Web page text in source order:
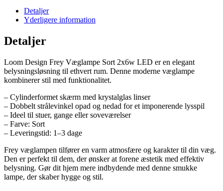
Detaljer
Yderligere information
Detaljer
Loom Design Frey Væglampe Sort 2x6w LED er en elegant
belysningsløsning til ethvert rum. Denne moderne væglampe
kombinerer stil med funktionalitet.
– Cylinderformet skærm med krystalglas linser
– Dobbelt strålevinkel opad og nedad for et imponerende lysspil
– Ideel til stuer, gange eller soveværelser
– Farve: Sort
– Leveringstid: 1–3 dage
Frey væglampen tilfører en varm atmosfære og karakter til din væg.
Den er perfekt til dem, der ønsker at forene æstetik med effektiv
belysning. Gør dit hjem mere indbydende med denne smukke
lampe, der skaber hygge og stil.